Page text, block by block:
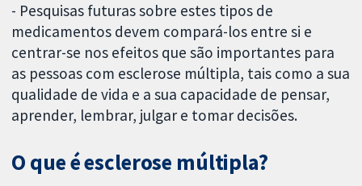
- Pesquisas futuras sobre estes tipos de
medicamentos devem compará-los entre si e
centrar-se nos efeitos que são importantes para
as pessoas com esclerose múltipla, tais como a sua
qualidade de vida e a sua capacidade de pensar,
aprender, lembrar, julgar e tomar decisões.
O que é esclerose múltipla?